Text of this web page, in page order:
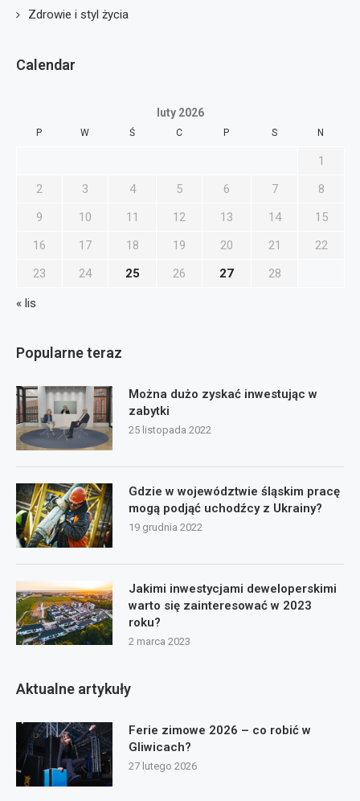
Popularne teraz
Można dużo zyskać inwestując w
zabytki
25 listopada 2022
Gdzie w województwie śląskim pracę
mogą podjąć uchodźcy z Ukrainy?
19 grudnia 2022
Jakimi inwestycjami deweloperskimi
warto się zainteresować w 2023
roku?
2 marca 2023
Aktualne artykuły
Ferie zimowe 2026 – co robić w
Gliwicach?
27 lutego 2026
Zdrowie i styl życia
Calendar
luty 2026
P W Ś C P S N
1
2
3 4 5 6 7
8
9
10 11 12 13 14
15
16
17 18 19 20 21
22
23
24 25 26 27 28
« lis